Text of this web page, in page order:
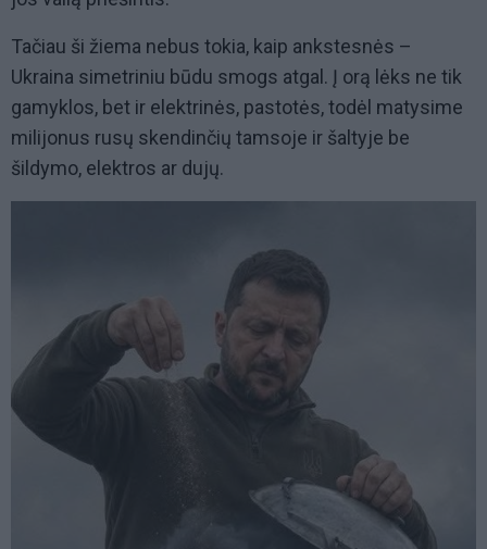
Tačiau ši žiema nebus tokia, kaip ankstesnės –
Ukraina simetriniu būdu smogs atgal. Į orą lėks ne tik
gamyklos, bet ir elektrinės, pastotės, todėl matysime
milijonus rusų skendinčių tamsoje ir šaltyje be
šildymo, elektros ar dujų.